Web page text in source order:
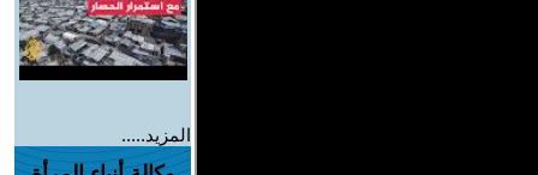
المزيد.....